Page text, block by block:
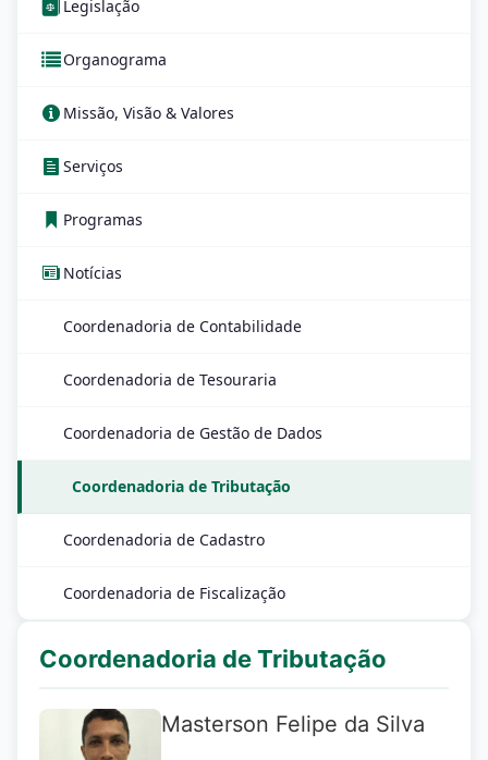
Legislação
Organograma
Missão, Visão & Valores
Serviços
Programas
Notícias
Coordenadoria de Contabilidade
Coordenadoria de Tesouraria
Coordenadoria de Gestão de Dados
Coordenadoria de Tributação
Coordenadoria de Cadastro
Coordenadoria de Fiscalização
Coordenadoria de Tributação
Masterson Felipe da Silva